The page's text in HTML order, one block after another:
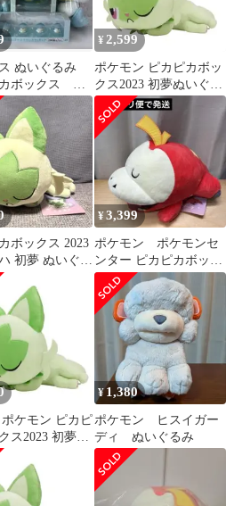
ぬいぐるみ
ボックス 初
のクワッ
ギュア 小物
¥ 2,599
ポケモン ピカピカボッ
クス2023 初夢ぬいぐる
み ニャオハ タグ付き
ボックス 2023
初夢 ぬいぐる
¥3,399
ポケモン ポケモンセ
ンター ピカピカボック
ス ホゲータ ぬいぐるみ
ケモン ピカピ
ス2023 初夢ぬ
ニャオハ タ
¥ 1,380
ポケモン ヒスイガー
ディ ぬいぐるみ